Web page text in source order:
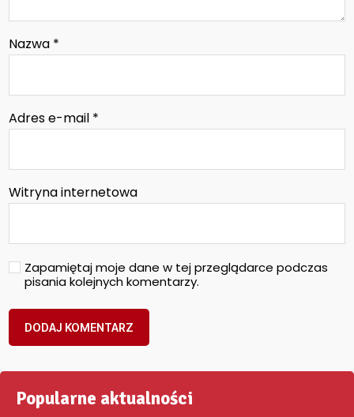
Nazwa *
Adres e-mail *
Witryna internetowa
Zapamiętaj moje dane w tej przeglądarce podczas
pisania kolejnych komentarzy.
Popularne aktualności